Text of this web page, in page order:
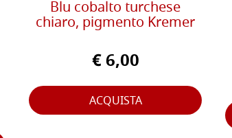
Blu cobalto turchese
chiaro, pigmento Kremer
€ 6,00
ACQUISTA